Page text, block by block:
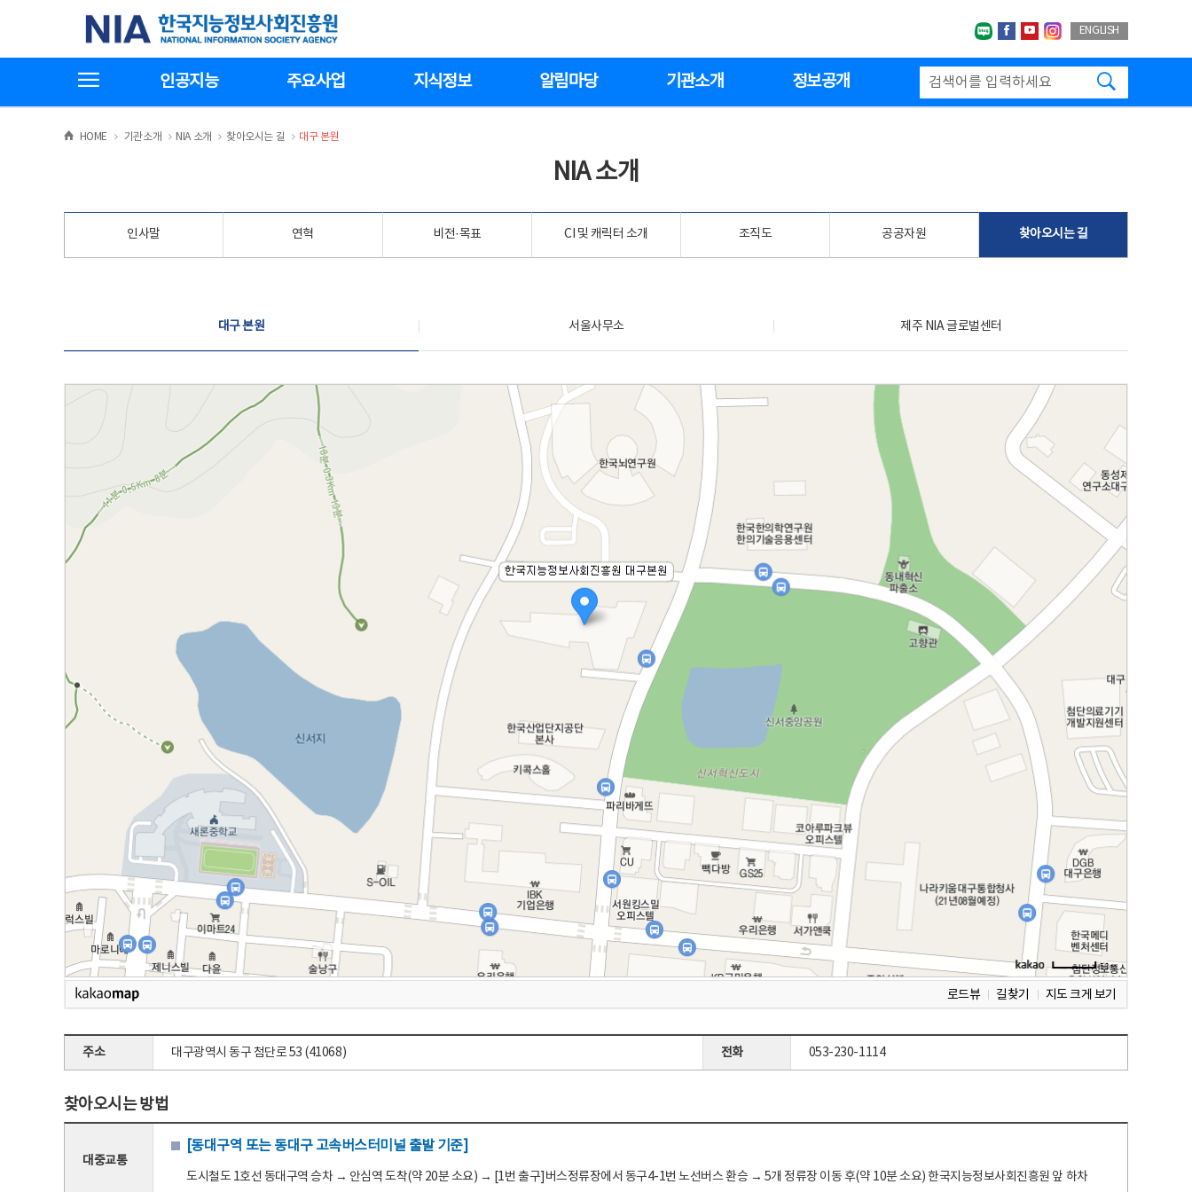
기
한국지능정보사회진흥원
네이버블로그
페이스북
유투브인스타그랩
ENGLISH
인공지능 주요사업 지식정보 알림마당 기관소개 정보공개
HOME >
기관소개 >NIA 소개 >
찾아오시는 길 >
대구 본원
NIA 소개
인사말 연혁 비전·목표 CI 및 캐릭터 소개 조직도 공공자원 찾아오시는 길
대구 본원 서울사무소 제주 NIA 글로벌센터
로드뷰 길찾기 지도 크게 보기
주소 대구광역시 동구 첨단로 53 (41068) 전화 053-230-1114
찾아오시는 방법
대중교통
[동대구역 또는 동대구 고속버스터미널 출발 기준]
도시철도 1호선 동대구역 승차 → 안심역 도착(약 20분 소요) → [1번 출구]버스정류장에서 동구4-1번 노선버스 환승 → 5개 정류장 이동 후(약 10분 소요) 한국지능정보사회진흥원 앞 하차